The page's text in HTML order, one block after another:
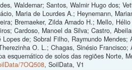
Waldemar; Santos, Walmir Hugo dos;
Maria de Lourdes A.; Heynemann,
Bremaeker, Zilda Amado H.; Mello,
Cardoso, Manoel da Silva; Castro,
de; Sobral Filho, Raymundo
O. L.; Chagas, Sinésio
esquemático de solos das regiões Norte,
7OQ508, SoilData, V1